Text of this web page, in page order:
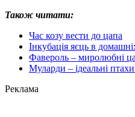
Також читати:
Час козу вести до цапа
Інкубація яєць в
Фавероль – миролюбні
Муларди – ідеальні
Реклама